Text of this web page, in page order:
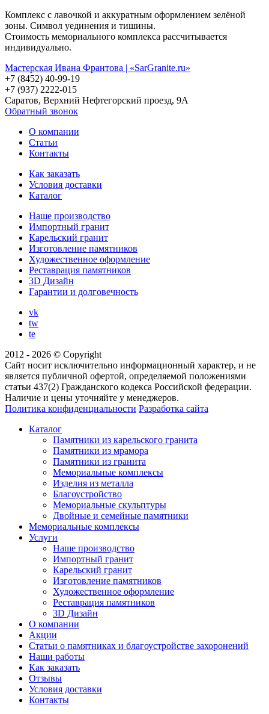
Комплекс с лавочкой и аккуратным оформлением зелёной
зоны. Символ уединения и тишины.
Стоимость мемориального комплекса рассчитывается
индивидуально.
Мастерская Ивана Франтова | «SarGranite.ru»
+7 (8452) 40-99-19
+7 (937) 2222-015
Саратов, Верхний Нефтегорский проезд, 9А
Обратный звонок
О компании
Статьи
Контакты
Как заказать
Условия доставки
Каталог
Наше производство
Импортный гранит
Карельский гранит
Изготовление памятников
Художественное оформление
Реставрация памятников
3D Дизайн
Гарантии и долговечность
vk
tw
te
2012 - 2026 © Copyright
Сайт носит исключительно информационный характер, и не
является публичной офертой, определяемой положениями
статьи 437(2) Гражданского кодекса Российской федерации.
Наличие и цены уточняйте у менеджеров.
Политика конфиденциальности Разработка сайта
Каталог
Памятники из карельского гранита
Памятники из мрамора
Памятники из гранита
Мемориальные комплексы
Изделия из металла
Благоустройство
Мемориальные скульптуры
Двойные и семейные памятники
Мемориальные комплексы
Услуги
Наше производство
Импортный гранит
Карельский гранит
Изготовление памятников
Художественное оформление
Реставрация памятников
3D Дизайн
О компании
Акции
Статьи о памятниках и благоустройстве захоронений
Наши работы
Как заказать
Отзывы
Условия доставки
Контакты